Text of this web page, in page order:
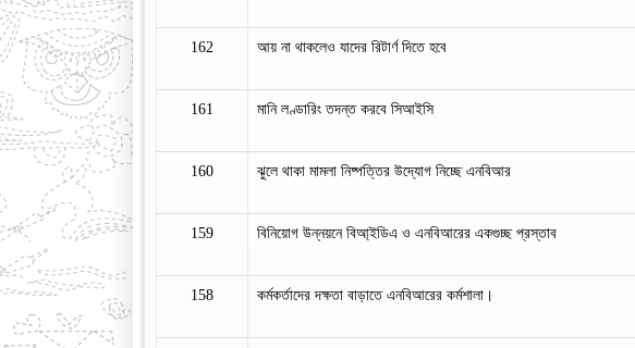
162 আয় না থাকলেও যাদের রিটার্ণ দিতে হবে
161 মানি লণ্ডারিং তদন্ত করবে সিআইসি
160 ঝুলে থাকা মামলা নিষ্পত্তির উদ্যোগ নিচ্ছে এনবিআর
159 বিনিয়োগ উন্নয়নে বিআ্ইডিএ ও এনবিআরের একগুচ্ছ প্রস্তাব
158 কর্মকর্তাদের দক্ষতা বাড়াতে এনবিআরের কর্মশালা।